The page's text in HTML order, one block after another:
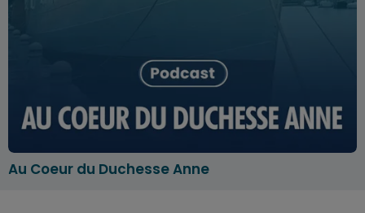
Au Coeur du Duchesse Anne